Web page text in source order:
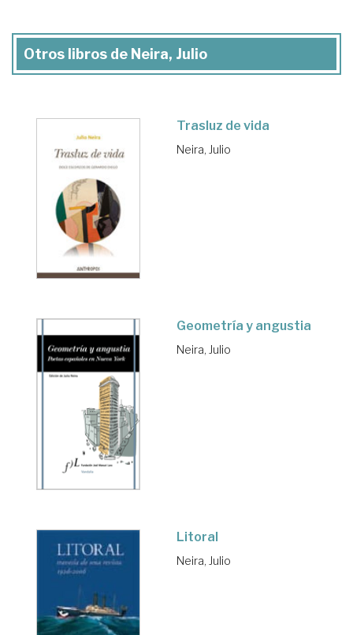
Otros libros de Neira, Julio
Trasluz de vida
Neira, Julio
Geometría y angustia
Neira, Julio
Litoral
Neira, Julio